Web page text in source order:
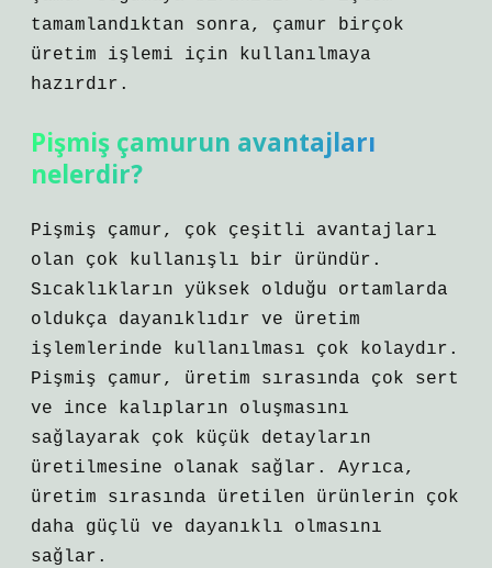
tamamlandıktan sonra, çamur birçok
üretim işlemi için kullanılmaya
hazırdır.
Pişmiş çamurun avantajları
nelerdir?
Pişmiş çamur, çok çeşitli avantajları
olan çok kullanışlı bir üründür.
Sıcaklıkların yüksek olduğu ortamlarda
oldukça dayanıklıdır ve üretim
işlemlerinde kullanılması çok kolaydır.
Pişmiş çamur, üretim sırasında çok sert
ve ince kalıpların oluşmasını
sağlayarak çok küçük detayların
üretilmesine olanak sağlar. Ayrıca,
üretim sırasında üretilen ürünlerin çok
daha güçlü ve dayanıklı olmasını
sağlar.